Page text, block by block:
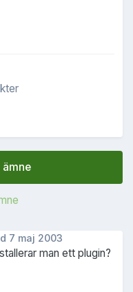
ämne
7 maj 2003
man ett plugin?